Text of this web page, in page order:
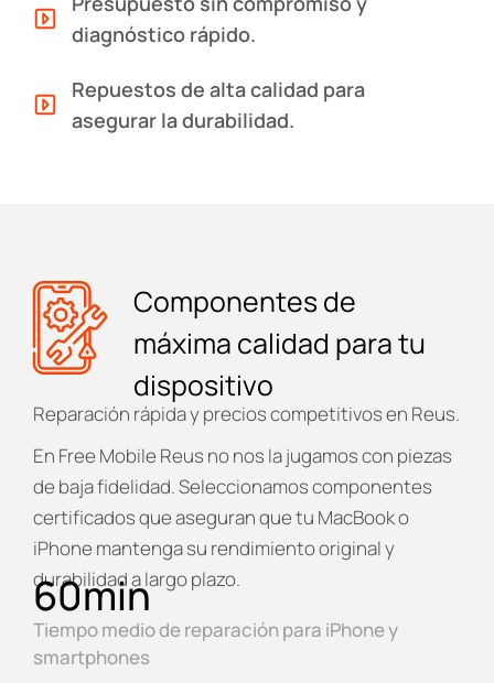
diagnóstico rápido.
Repuestos de alta calidad para
asegurar la durabilidad.
Componentes de
máxima calidad para tu
dispositivo
Reparación rápida y precios competitivos en Reus.
En Free Mobile Reus no nos la jugamos con piezas
de baja fidelidad. Seleccionamos componentes
certificados que aseguran que tu MacBook o
iPhone mantenga su rendimiento original y
durabilidad a largo plazo.
Tiempo medio de reparación para iPhone y
smartphones
60min